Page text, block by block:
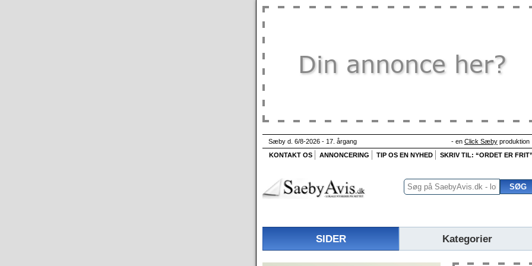
Sæby d. 6/8-2026 - 17. årgang - en Click Sæby produktion
KONTAKT OS
ANNONCERING TIP OS EN NYHED SKRIV TIL: “ORDET ER
SIDER Kategorier